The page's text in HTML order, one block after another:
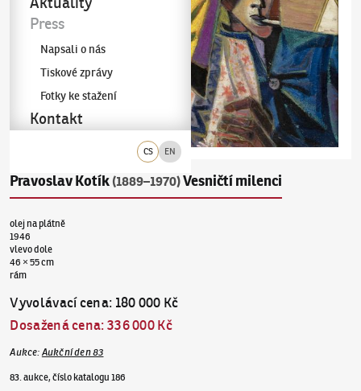
CS EN
Press
Napsali o nás
Tiskové zprávy
Fotky ke stažení
Kontakt
Pravoslav Kotík (1889–1970)Vesničtí milenci
olej na plátně
1946
vlevo dole
46 × 55 cm
rám
Vyvolávací cena: 180 000 Kč
Dosažená cena:336 000 Kč
Aukce: Aukční den 83
83. aukce, číslo katalogu 186